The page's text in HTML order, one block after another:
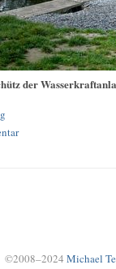
der
©2008–2024 Michael